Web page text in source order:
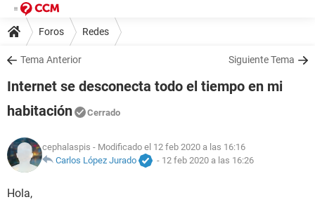
Foros Redes
Tema Anterior Siguiente Tema
Internet se desconecta todo el tiempo en mi
habitación
Cerrado
cephalaspis - Modificado el 12 feb 2020 a las 16:16
Carlos López Jurado
- 12 feb 2020 a las 16:26
Hola,